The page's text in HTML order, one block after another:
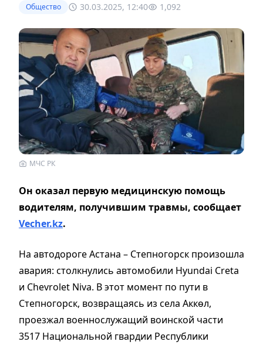
Общество 30.03.2025, 12:40 1,092
МЧС РК
Он оказал первую медицинскую помощь
водителям, получившим травмы, сообщает
Vecher.kz.
На автодороге Астана – Степногорск произошла
авария: столкнулись автомобили Hyundai Creta
и Chevrolet Niva. В этот момент по пути в
Степногорск, возвращаясь из села Аккөл,
проезжал военнослужащий воинской части
3517 Национальной гвардии Республики